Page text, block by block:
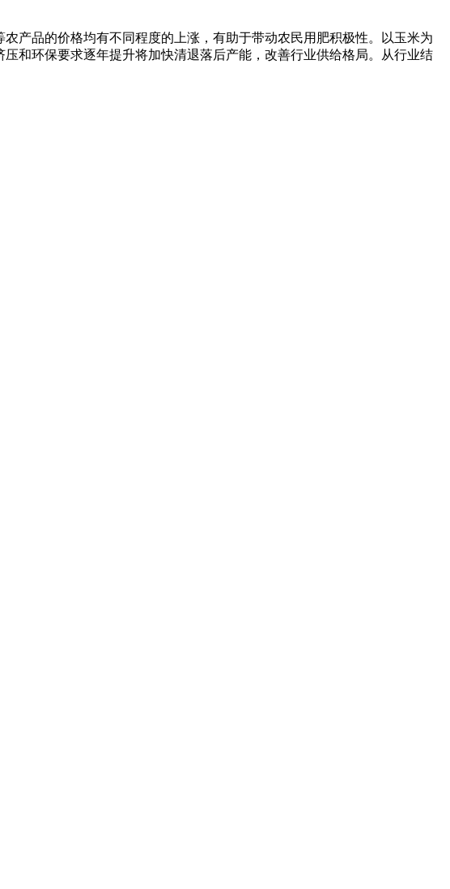
产品的价格均有不同程度的上涨，有助于带动农民用肥积极性。以玉米为
和环保要求逐年提升将加快清退落后产能，改善行业供给格局。从行业结